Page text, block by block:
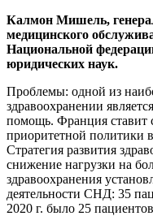
Калмон Мишель,
медицинского
Национальной
юридических наук.
Проблемы: одной из
здравоохранении
помощь. Франция ставит
приоритетной политики
Стратегия развития
снижение нагрузки на
здравоохранения
деятельности СНД: 35
2020 г. было 25